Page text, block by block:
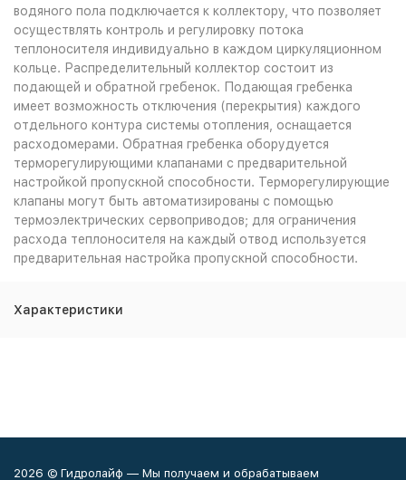
водяного пола подключается к коллектору, что позволяет
осуществлять контроль и регулировку потока
теплоносителя индивидуально в каждом циркуляционном
кольце. Распределительный коллектор состоит из
подающей и обратной гребенок. Подающая гребенка
имеет возможность отключения (перекрытия) каждого
отдельного контура системы отопления, оснащается
расходомерами. Обратная гребенка оборудуется
терморегулирующими клапанами с предварительной
настройкой пропускной способности. Терморегулирующие
клапаны могут быть автоматизированы с помощью
термоэлектрических сервоприводов; для ограничения
расхода теплоносителя на каждый отвод используется
предварительная настройка пропускной способности.
Характеристики
2026 © Гидролайф — Мы получаем и обрабатываем